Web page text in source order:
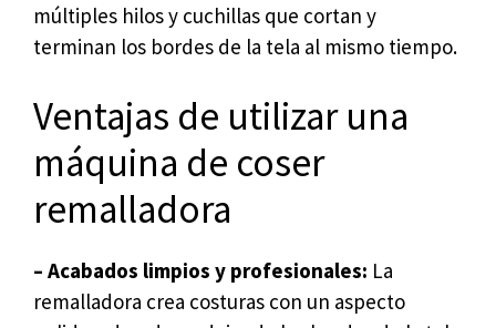
múltiples hilos y cuchillas que cortan y
terminan los bordes de la tela al mismo tiempo.
Ventajas de utilizar una
máquina de coser
remalladora
– Acabados limpios y profesionales: La
remalladora crea costuras con un aspecto